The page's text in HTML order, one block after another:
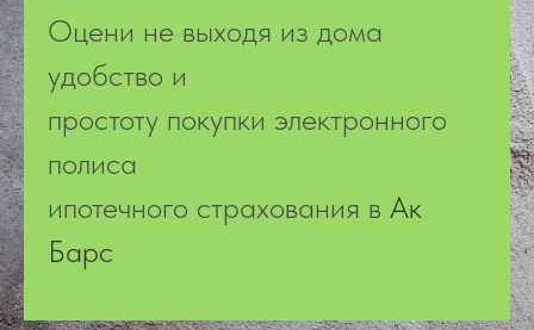
Оцени не выходя из дома
удобство и
простоту покупки электронного
полиса
ипотечного страхования в Ак
Барс